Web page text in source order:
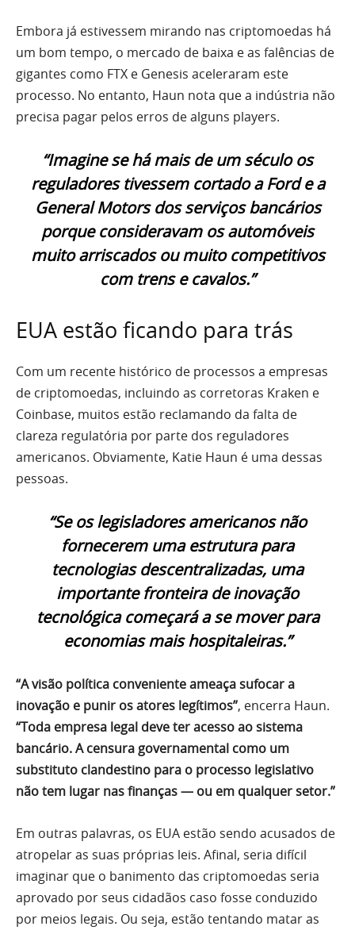
Embora já estivessem mirando nas criptomoedas há
um bom tempo, o mercado de baixa e as falências de
gigantes como FTX e Genesis aceleraram este
processo. No entanto, Haun nota que a indústria não
precisa pagar pelos erros de alguns players.
“Imagine se há mais de um século os
reguladores tivessem cortado a Ford e a
General Motors dos serviços bancários
porque consideravam os automóveis
muito arriscados ou muito competitivos
com trens e cavalos.”
EUA estão ficando para trás
Com um recente histórico de processos a empresas
de criptomoedas, incluindo as corretoras Kraken e
Coinbase, muitos estão reclamando da falta de
clareza regulatória por parte dos reguladores
americanos. Obviamente, Katie Haun é uma dessas
pessoas.
“Se os legisladores americanos não
fornecerem uma estrutura para
tecnologias descentralizadas, uma
importante fronteira de inovação
tecnológica começará a se mover para
economias mais hospitaleiras.”
“A visão política conveniente ameaça sufocar a
inovação e punir os atores legítimos”, encerra Haun.
“Toda empresa legal deve ter acesso ao sistema
bancário. A censura governamental como um
substituto clandestino para o processo legislativo
não tem lugar nas finanças — ou em qualquer setor.”
Em outras palavras, os EUA estão sendo acusados de
atropelar as suas próprias leis. Afinal, seria difícil
imaginar que o banimento das criptomoedas seria
aprovado por seus cidadãos caso fosse conduzido
por meios legais. Ou seja, estão tentando matar as